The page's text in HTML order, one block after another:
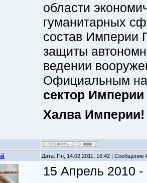
области
гуманитарных
состав Империи
защиты
ведении
Официальным
сектор
Халва Империи!
Дата: Пн, 14.02.2011, 16:42 | Сообщение
15 Апрель 2010 -